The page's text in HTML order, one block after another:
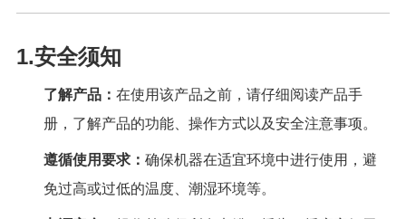
1.安全须知
了解产品： 在使用该产品之前，请仔细阅读产品手
册，了解产品的功能、操作方式以及安全注意事项。
遵循使用要求： 确保机器在适宜环境中进行使用，避
免过高或过低的温度、潮湿环境等。